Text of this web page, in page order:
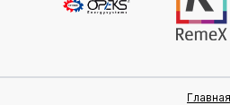
Главная